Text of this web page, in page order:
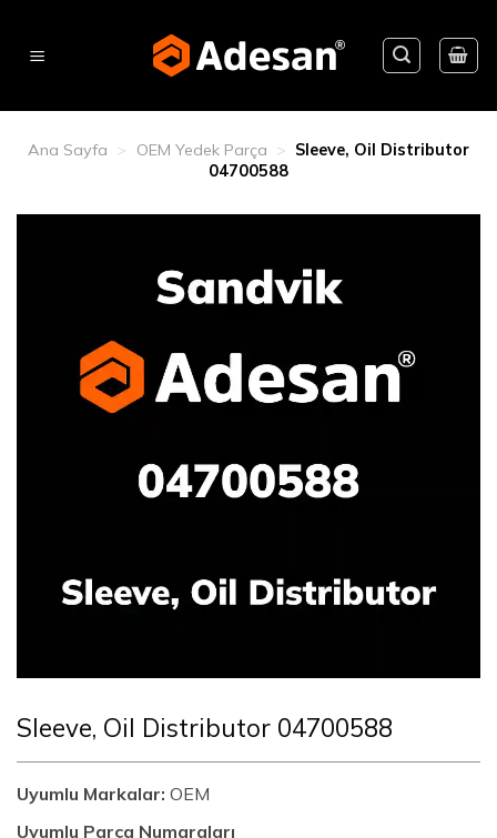
content
Ana Sayfa > OEM Yedek Parça > Sleeve, Oil Distributor
04700588
Sleeve, Oil Distributor 04700588
Uyumlu Markalar: OEM
Uyumlu Parça Numaraları